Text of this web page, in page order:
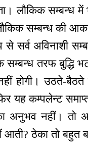
लौकिक सम्बन्ध में
सम्बन्ध की
सर्व अविनाशी
तरफ बुद्धि
होगी। उठते-
यह कम्पलेन्ट समाप्त
अनुभव नहीं। तो
आती? ठेका तो बहुत